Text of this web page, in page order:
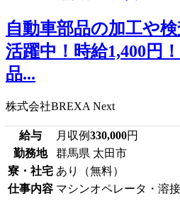
自動車部品の加工や
活躍中！時給1,400円
品...
株式会社BREXA Next
給与 月収例330,000円
勤務地
群馬県 太田市
寮・社宅 あり（無料）
仕事内容 マシンオペレータ・溶